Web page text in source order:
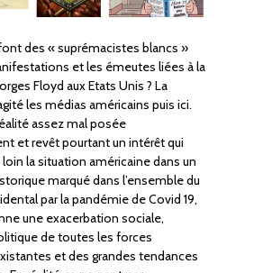
des « suprémacistes blancs »
et les émeutes liées à la
Floyd aux Etats Unis ? La
les médias américains puis ici.
assez mal posée
et revêt pourtant un intérêt qui
la situation américaine dans un
marqué dans l’ensemble du
par la pandémie de Covid 19,
une exacerbation sociale,
de toutes les forces
et des grandes tendances